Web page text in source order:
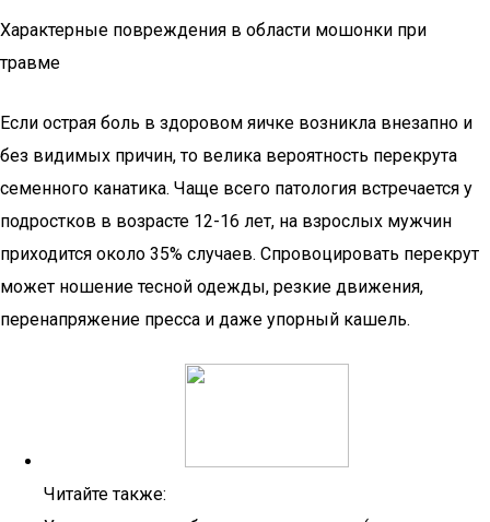
Характерные повреждения в области мошонки при
травме
Если острая боль в здоровом яичке возникла внезапно и
без видимых причин, то велика вероятность перекрута
семенного канатика. Чаще всего патология встречается у
подростков в возрасте 12-16 лет, на взрослых мужчин
приходится около 35% случаев. Спровоцировать перекрут
может ношение тесной одежды, резкие движения,
перенапряжение пресса и даже упорный кашель.
Читайте также: